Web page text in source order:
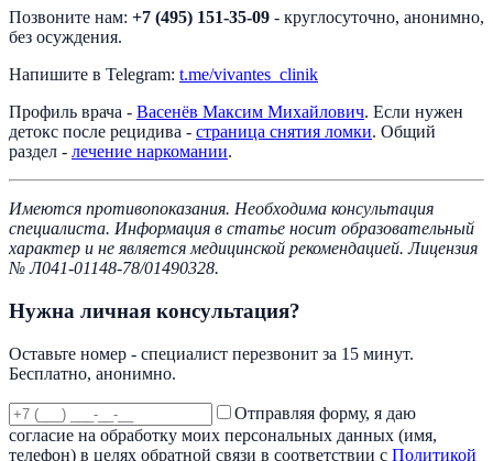
Позвоните нам: +7 (495) 151-35-09 - круглосуточно, анонимно,
без осуждения.
Напишите в Telegram: t.me/vivantes_clinik
Профиль врача - Васенёв Максим Михайлович. Если нужен
детокс после рецидива - страница снятия ломки. Общий
раздел - лечение наркомании.
Имеются противопоказания. Необходима консультация
специалиста. Информация в статье носит образовательный
характер и не является медицинской рекомендацией. Лицензия
№ Л041-01148-78/01490328.
Нужна личная консультация?
Оставьте номер - специалист перезвонит за 15 минут.
Бесплатно, анонимно.
Отправляя форму, я даю
согласие на обработку моих персональных данных (имя,
телефон) в целях обратной связи в соответствии с Политикой